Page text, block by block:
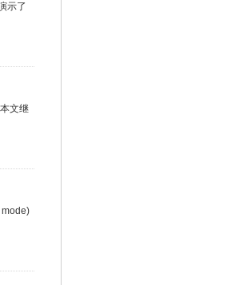
示了
文继
mode)